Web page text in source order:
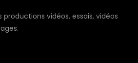
vidéos, essais, vidéos